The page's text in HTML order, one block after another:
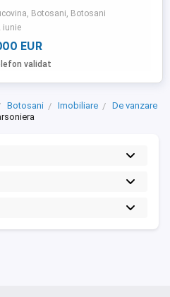
având bucătăria mare și
de 11 mp. Dotări și facilități: - gaz
- ...
Botosani, Botosani
iunie
EUR
validat
Botosani Imobiliare
De vanzare